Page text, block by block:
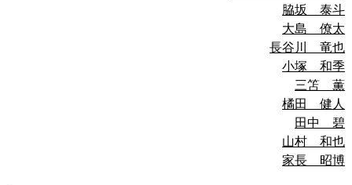
脇坂 泰斗
大島 僚太
長谷川 竜也
小塚 和季
三笘 薫
橘田 健人
田中 碧
山村 和也
家長 昭博